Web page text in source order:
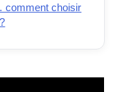
comment choisir